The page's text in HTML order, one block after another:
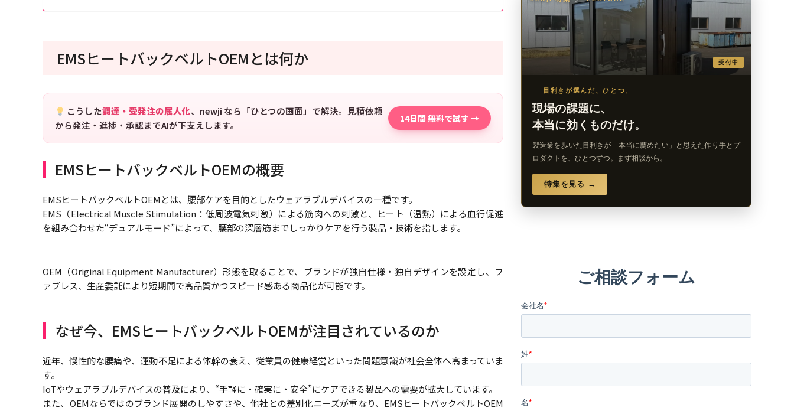
EMSヒートバックベルトOEMとは何か
こうした調達・受発注の属人化、newji なら「ひとつの画面」で解決。見積依頼
から発注・進捗・承認までAIが下支えします。
14日間 無料で試す →
EMSヒートバックベルトOEMの概要
EMSヒートバックベルトOEMとは、腰部ケアを目的としたウェアラブルデバイスの一種です。
EMS（Electrical Muscle Stimulation：低周波電気刺激）による筋肉への刺激と、ヒート（温熱）による血行促進
を組み合わせた“デュアルモード”によって、腰部の深層筋までしっかりケアを行う製品・技術を指します。
OEM（Original Equipment Manufacturer）形態を取ることで、ブランドが独自仕様・独自デザインを設定し、フ
ァブレス、生産委託により短期間で高品質かつスピード感ある商品化が可能です。
なぜ今、EMSヒートバックベルトOEMが注目されているのか
近年、慢性的な腰痛や、運動不足による体幹の衰え、従業員の健康経営といった問題意識が社会全体へ高まっていま
す。
IoTやウェアラブルデバイスの普及により、“手軽に・確実に・安全”にケアできる製品への需要が拡大しています。
また、OEMならではのブランド展開のしやすさや、他社との差別化ニーズが重なり、EMSヒートバックベルトOEM
受付中
目利きが選んだ、ひとつ。
現場の課題に、
本当に効くものだけ。
製造業を歩いた目利きが「本当に薦めたい」と思えた作り手とプ
ロダクトを、ひとつずつ。まず相談から。
特集を見る →